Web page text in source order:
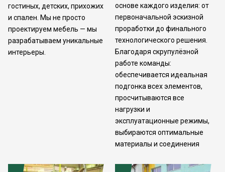
гостиных, детских, прихожих
и спален. Мы не просто
проектируем мебель — мы
разрабатываем уникальные
интерьеры.
основе каждого изделия: от
первоначальной эскизной
проработки до финального
технологического решения.
Благодаря скрупулёзной
работе команды:
обеспечивается идеальная
подгонка всех элементов,
просчитываются все
нагрузки и
эксплуатационные режимы,
выбираются оптимальные
материалы и соединения